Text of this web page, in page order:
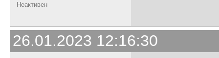
Неактивен
26.01.2023 12:16:30